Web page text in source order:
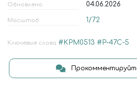
Обновлено 04.06.2026
Масштаб 1/72
Ключевые слова #KPM0513 #P-47C-5